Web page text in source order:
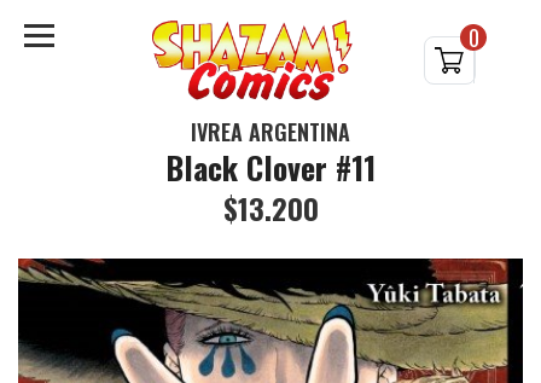
0
IVREA ARGENTINA
Black Clover #11
$13.200